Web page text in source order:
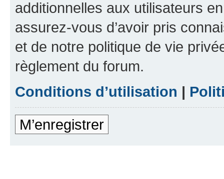
additionnelles aux utilisateurs
assurez-vous d’avoir pris
et de notre politique de vie
règlement du forum.
Conditions d’utilisation |
M’enregistrer